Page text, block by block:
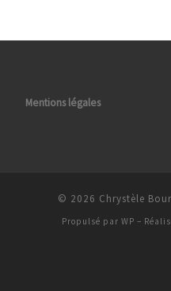
Mentions légales
© 2026 Chrystèle
Propulsé par WP –